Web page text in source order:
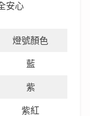
安心
燈號顏色
藍
紫
紫紅